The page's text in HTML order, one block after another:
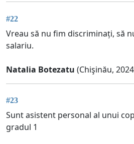
#22
Vreau să nu fim discriminați, să
salariu.
Natalia Botezatu (Chişinău,
#23
Sunt asistent personal al unui
gradul 1